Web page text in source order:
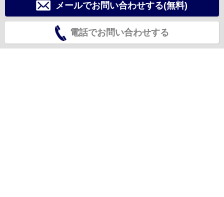
メールでお問い合わせする(無料)
電話でお問い合わせする